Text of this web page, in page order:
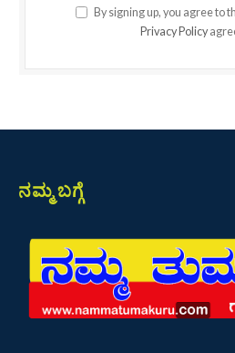
By signing up, you agree to
Privacy Policy
ನಮ್ಮ ಬಗ್ಗೆ